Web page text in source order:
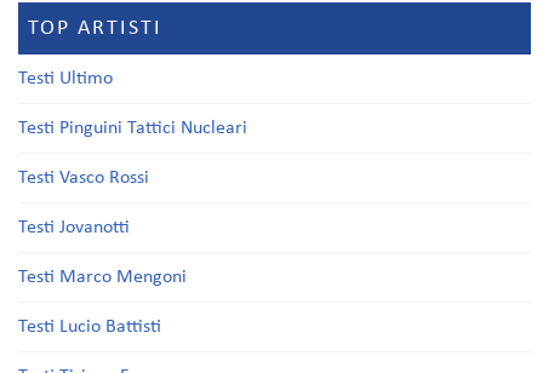
TOP ARTISTI
Testi Ultimo
Testi Pinguini Tattici Nucleari
Testi Vasco Rossi
Testi Jovanotti
Testi Marco Mengoni
Testi Lucio Battisti